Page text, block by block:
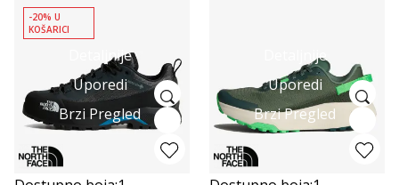
Detaljnije
Uporedi
Brzi Pregled
-20% U
KOŠARICI
Detaljnije
Uporedi
Brzi Pregled